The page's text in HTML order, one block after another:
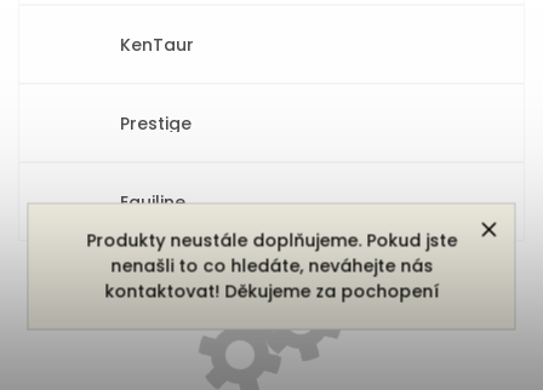
Produkty neustále doplňujeme. Pokud jste
nenašli to co hledáte, neváhejte nás
kontaktovat! Děkujeme za pochopení
KenTaur
Prestige
Equiline